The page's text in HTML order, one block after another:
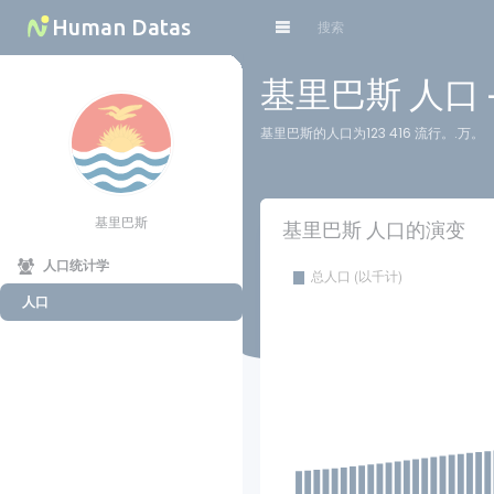
基里巴斯 人口
基里巴斯的人口为123 416 流行。.万。
基里巴斯 人口的演变
Human Datas
基里巴斯
人口统计学
人口